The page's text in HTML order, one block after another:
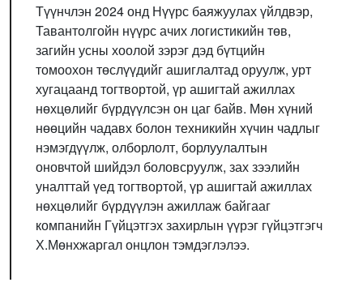
Түүнчлэн 2024 онд Нүүрс баяжуулах үйлдвэр,
Тавантолгойн нүүрс ачих логистикийн төв,
загийн усны хоолой зэрэг дэд бүтцийн
томоохон төслүүдийг ашиглалтад оруулж, урт
хугацаанд тогтвортой, үр ашигтай ажиллах
нөхцөлийг бүрдүүлсэн он цаг байв. Мөн хүний
нөөцийн чадавх болон техникийн хүчин чадлыг
нэмэгдүүлж, олборлолт, борлуулалтын
оновчтой шийдэл боловсруулж, зах зээлийн
уналттай үед тогтвортой, үр ашигтай ажиллах
нөхцөлийг бүрдүүлэн ажиллаж байгааг
компанийн Гүйцэтгэх захирлын үүрэг гүйцэтгэгч
Х.Мөнхжаргал онцлон тэмдэглэлээ.